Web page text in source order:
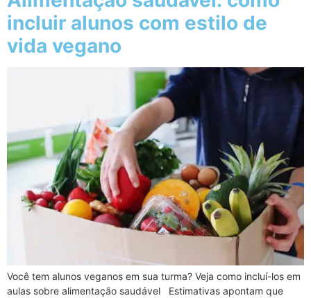
incluir alunos com estilo de
vida vegano
Você tem alunos veganos em sua turma? Veja como incluí-los em
aulas sobre alimentação saudável Estimativas apontam que